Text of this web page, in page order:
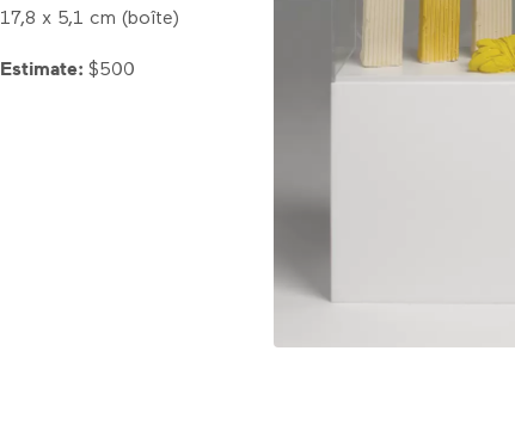
17,8 x 5,1 cm (boîte)
Estimate:$500